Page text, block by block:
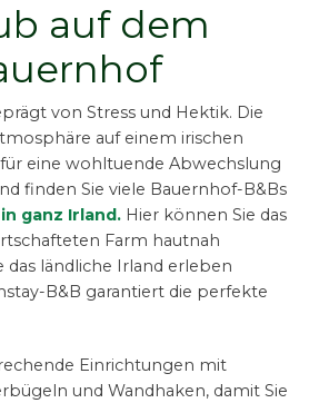
auf dem
von Stress und Hektik. Die
auf einem irischen
eine wohltuende Abwechslung
finden Sie viele Bauernhof-B&Bs
in ganz Irland. Hier können Sie das
Farm hautnah
das ländliche Irland erleben
B&B garantiert die perfekte
Einrichtungen mit
und Wandhaken, damit Sie